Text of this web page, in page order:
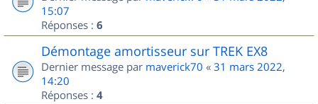
15:07
Réponses : 6
Démontage amortisseur sur TREK EX8
Dernier message par maverick70 « 31 mars 2022,
14:20
Réponses : 4